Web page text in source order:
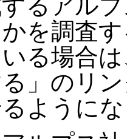
るアル
かを調査
る場合
」のリ
ように